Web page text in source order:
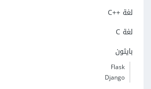
لغة C++‎
لغة C
بايثون
Flask
Django